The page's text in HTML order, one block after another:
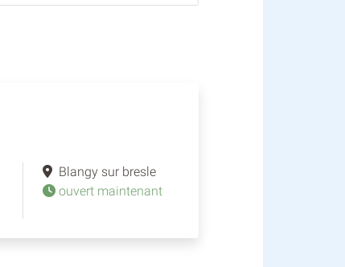
Blangy sur bresle
ouvert maintenant